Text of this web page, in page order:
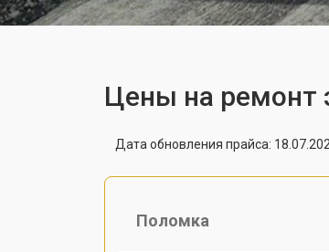
Цены на ремонт
Дата обновления прайса:
Поломка